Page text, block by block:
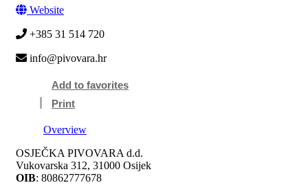
Website
+385 31 514 720
info@pivovara.hr
Add to favorites
Print
Overview
OSJEČKA PIVOVARA d.d.
Vukovarska 312, 31000 Osijek
OIB: 80862777678